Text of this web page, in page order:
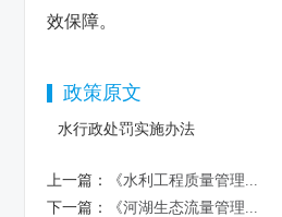
效保障。
政策原文
水行政处罚实施办法
上一篇：
《水利工程质量管理...
下一篇：
《河湖生态流量管理...